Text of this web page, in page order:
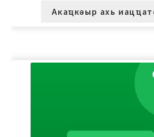
Акаҵкәыр ахь